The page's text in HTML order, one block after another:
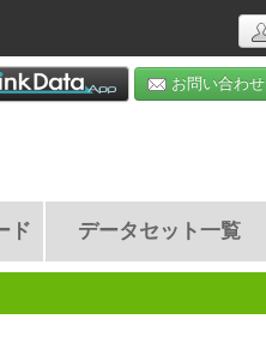
お問い合わせ
ド データセット一覧